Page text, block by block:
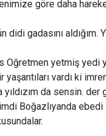
göre daha
didi gadasını aldığım.
Oğretmen yetmiş yedi
vardı ki
yıldızım da sensin.
Boğazlıyanda ebedi